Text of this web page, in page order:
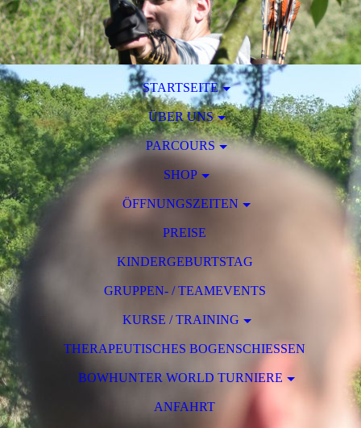
STARTSEITE
ÜBER UNS
PARCOURS
SHOP
ÖFFNUNGSZEITEN
PREISE
KINDERGEBURTSTAG
GRUPPEN- / TEAMEVENTS
KURSE / TRAINING
THERAPEUTISCHES BOGENSCHIESSEN
BOWHUNTER WORLD TURNIERE
ANFAHRT